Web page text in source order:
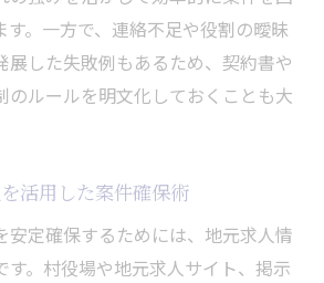
す。一方で、連絡不足や役割の曖昧
展した失敗例もあるため、契約書や
のルールを明文化しておくことも大
活用した案件確保術
安定確保するためには、地元求人情
す。村役場や地元求人サイト、掲示